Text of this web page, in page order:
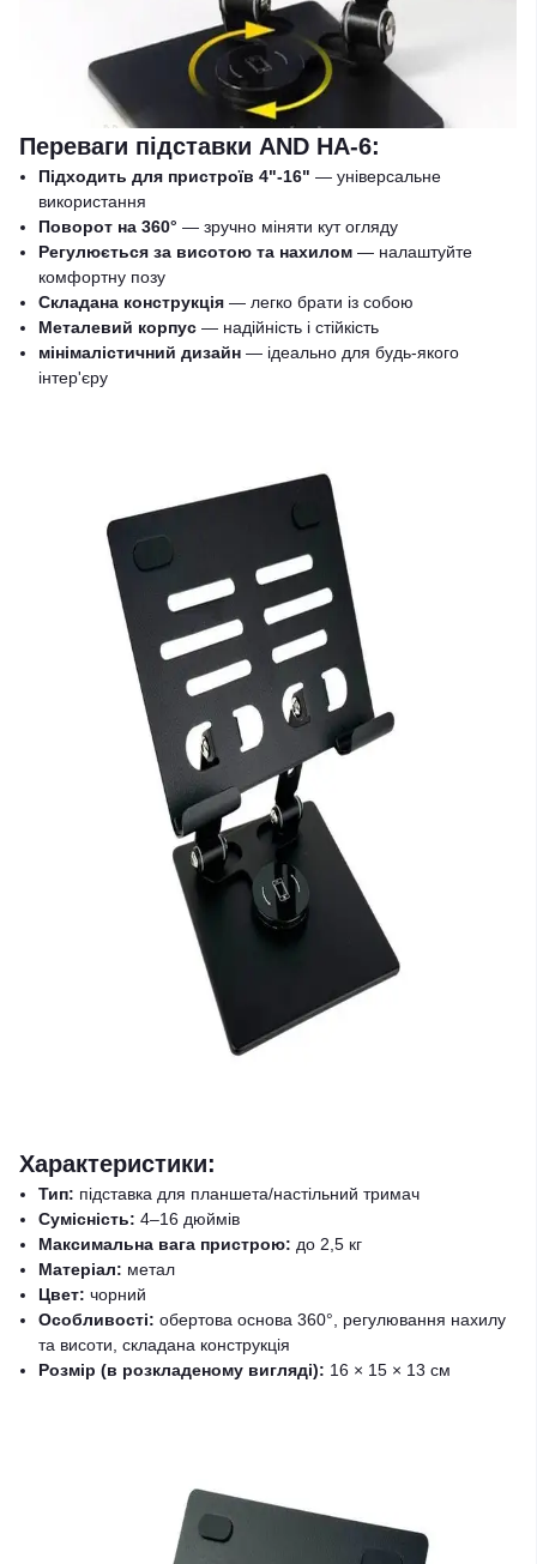
Переваги підставки AND HA-6:
Підходить для пристроїв 4"-16" — універсальне
використання
Поворот на 360° — зручно міняти кут огляду
Регулюється за висотою та нахилом — налаштуйте
комфортну позу
Складана конструкція — легко брати із собою
Металевий корпус — надійність і стійкість
мінімалістичний дизайн — ідеально для будь-якого
інтер'єру
Характеристики:
Тип: підставка для планшета/настільний тримач
Сумісність: 4–16 дюймів
Максимальна вага пристрою: до 2,5 кг
Матеріал: метал
Цвет: чорний
Особливості: обертова основа 360°, регулювання нахилу
та висоти, складана конструкція
Розмір (в розкладеному вигляді): 16 × 15 × 13 см